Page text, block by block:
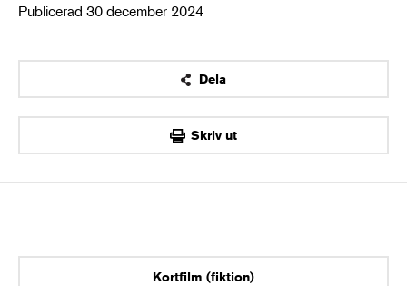
Publicerad 30 december 2024
Dela
OK
Skriv ut
Kortfilm (fiktion)